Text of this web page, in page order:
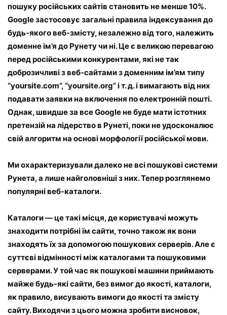
пошуку російських сайтів становить не менше 10%.
Google застосовує загальні правила індексування до
будь-якого веб-змісту, незалежно від того, належить
доменне ім’я до Рунету чи ні. Це є великою перевагою
перед російськими конкурентами, які не так
доброзичливі з веб-сайтами з доменним ім’ям типу
“yoursite.com”, “yoursite.org” і т. д. і вимагають від них
подавати заявки на включення по електронній пошті.
Однак, швидше за все Google не буде мати істотних
претензій на лідерство в Рунеті, поки не удосконалює
свій алгоритм на основі морфології російської мови.
Ми охарактеризували далеко не всі пошукові системи
Рунета, а лише найголовніші з них. Тепер розглянемо
популярні веб-каталоги.
Каталоги — це такі місця, де користувачі можуть
знаходити потрібні їм сайти, точно також як вони
знаходять їх за допомогою пошукових серверів. Але є
суттєві відмінності між каталогами та пошуковими
серверами. У той час як пошукові машини приймають
майже будь-які сайти, без вимог до якості, каталоги,
як правило, висувають вимоги до якості та змісту
сайту. Виходячи з цього можна зробити висновок,